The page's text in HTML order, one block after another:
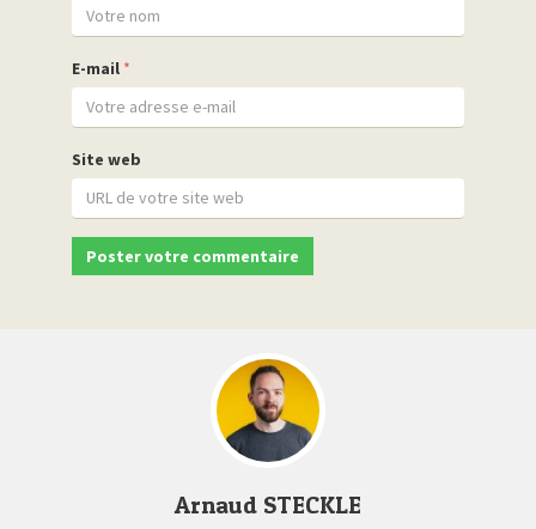
E-mail *
Site web
Arnaud STECKLE